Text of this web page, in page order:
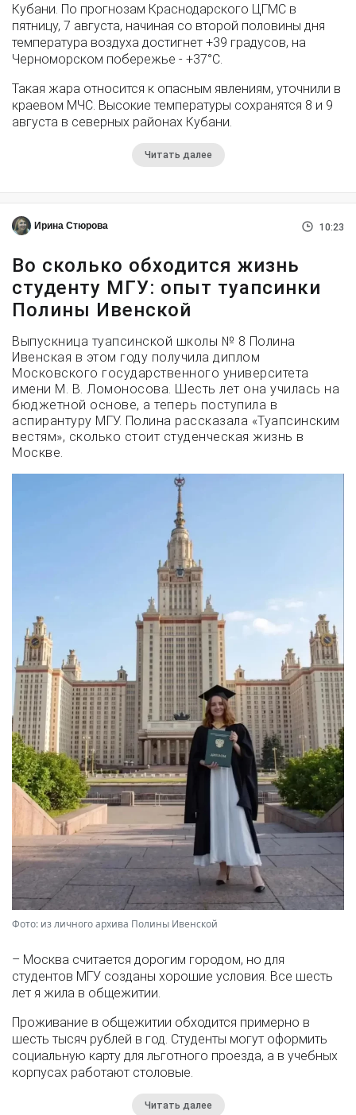
Кубани. По прогнозам Краснодарского ЦГМС в
пятницу, 7 августа, начиная со второй половины дня
температура воздуха достигнет +39 градусов, на
Черноморском побережье - +37°­С.
Такая жара относится к опасным явлениям, уточнили в
краевом МЧС. Высокие температуры сохранятся 8 и 9
августа в северных районах Кубани.
Читать далее
Ирина Стюрова 10:23
Во сколько обходится жизнь
студенту МГУ: опыт туапсинки
Полины Ивенской
Выпускница туапсинской школы № 8 Полина
Ивенская в этом году получила диплом
Московского государственного университета
имени М. В. Ломоносова. Шесть лет она училась на
бюджетной основе, а теперь поступила в
аспирантуру МГУ. Полина рассказала «Туапсинским
вестям», сколько стоит студенческая жизнь в
Москве.
Фото: из личного архива Полины Ивенской
– Москва считается дорогим городом, но для
студентов МГУ созданы хорошие условия. Все шесть
лет я жила в общежитии.
Проживание в общежитии обходится примерно в
шесть тысяч рублей в год. Студенты могут оформить
социальную карту для льготного проезда, а в учебных
корпусах работают столовые.
Читать далее